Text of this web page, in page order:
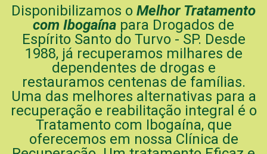
Disponibilizamos o Melhor Tratamento
com Ibogaína para Drogados de
Espírito Santo do Turvo - SP. Desde
1988, já recuperamos milhares de
dependentes de drogas e
restauramos centenas de famílias.
Uma das melhores alternativas para a
recuperação e reabilitação integral é o
Tratamento com Ibogaína, que
oferecemos em nossa Clínica de